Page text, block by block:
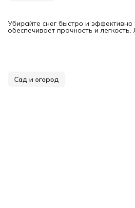
Убирайте снег быстро и эффективно
обеспечивает прочность и
Сад и огород